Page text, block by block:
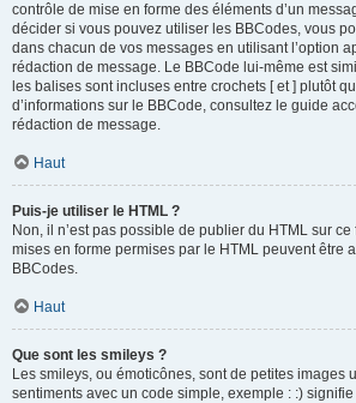
contrôle de mise en forme des éléments d’un
décider si vous pouvez utiliser les BBCodes, vous
dans chacun de vos messages en utilisant l’option
rédaction de message. Le BBCode lui-même est
les balises sont incluses entre crochets [ et ] plutôt
d’informations sur le BBCode, consultez le guide
rédaction de message.
Haut
Puis-je utiliser le HTML ?
Non, il n’est pas possible de publier du HTML sur
mises en forme permises par le HTML peuvent être
BBCodes.
Haut
Que sont les smileys ?
Les smileys, ou émoticônes, sont de petites images
sentiments avec un code simple, exemple : :)